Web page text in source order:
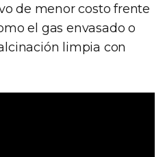
de menor costo frente
el gas envasado o
limpia con